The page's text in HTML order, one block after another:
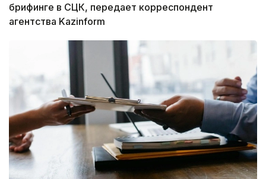
брифинге в СЦК, передает корреспондент
агентства Kazinform